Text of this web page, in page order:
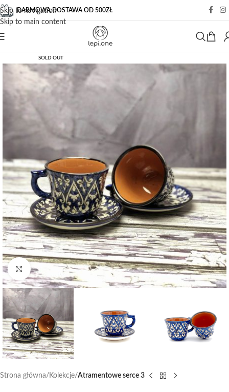
Skip to navigation
Skip to main content
DARMOWA DOSTAWA OD 500ZŁ
SOLD OUT
Click to enlarge
Strona główna Kolekcje Atramentowe serce 3